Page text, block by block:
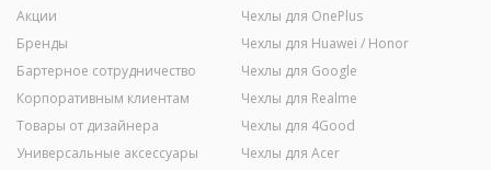
Акции
Бренды
Бартерное сотрудничество
Корпоративным клиентам
Товары от дизайнера
Универсальные аксессуары
Чехлы для OnePlus
Чехлы для Huawei / Honor
Чехлы для Google
Чехлы для Realme
Чехлы для 4Good
Чехлы для Acer